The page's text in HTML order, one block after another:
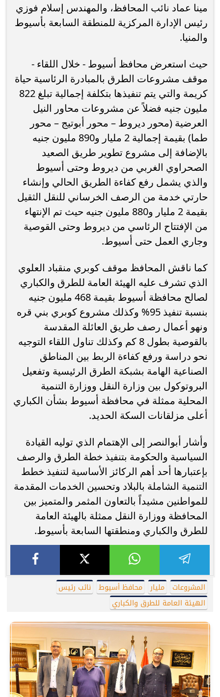
مينا عماد نائب المحافظ، والمهندس إسلام فوزي
رئيس الإدارة المركزية للمنطقة السابعة بأسيوط
والمنيا.
حيث استعرض محافظ أسيوط - خلال اللقاء -
موقف مشروعات الطرق بالمبادرة الرئاسية حياة
كريمة والتي يتم تنفيذها بتكلفة إجمالية تبلغ 822
مليون جنيه فضلاً عن مشروعات محاور النيل
العرضية (محور ديروط – محور أبوتيج – محور
طما) بقيمة إجمالية 2 مليار و890 مليون جنيه
بالإضافة إلى مشروع تطوير طريق الصعيد
الصحراوي الغربي من ديروط وحتى أسيوط
والذي يشمل رفع كفاءة الطريق الحالي وإنشاء
حارتي خدمة من الرصف الخرساني للنقل الثقيل
بقيمة 2 مليار و880 مليون جنيه حيث تم الإنتهاء
من الإفتتاح الرئاسي من ديروط وحتى القوصية
وجاري العمل حتى أسيوط.
كما ناقش المحافظ موقف كوبري منقباد العلوي
الذي تشرف عليه الهيئة العامة للطرق والكباري
لصالح محافظة أسيوط بقيمة 468 مليون جنيه
بنسبة تنفيذ 95% وكذلك مشروع كوبري بني قره
ونهو أعمال رصف طريق العائلة المقدسة
بالقوصية بطول 8 كم وكذلك تناول اللقاء التوجيه
نحو دراسة ورفع كفاءة الربط بين المناطق
الصناعية الهامة بشبكة الطرق الرئيسية وتفعيل
البروتوكول بين وزارة النقل ووزارة التنمية
المحلية ممثلة في محافظة أسيوط بشأن الكباري
أعلى مزلقانات السكة الحديد.
وأشار أبوالنصر إلى الإهتمام الذي توليه القيادة
السياسية والحكومة بتنفيذ خطة الطرق والرصف
بإعتبارها أحد أهم الركائز الأساسية لتنفيذ خطط
التنمية الشاملة بالبلاد وتحسين الخدمات المقدمة
للمواطنين مشيداً بالتعاون المثمر والمتميز بين
المحافظة ووزارة النقل ممثلة بالهيئة العامة
للطرق والكباري ومنطقتها السابعة بأسيوط.
المشروعات مليار محافظ أسيوط
نائب رئيس
الهيئة العامة للطرق والكباري